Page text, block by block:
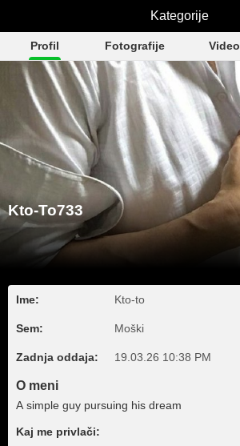
Kto-To733
Profil Fotografije Video
Kto-To733
Ime: Kto-to
Sem: Moški
Zadnja oddaja: 19.03.26 10:38 PM
O meni
A simple guy pursuing his dream
Kaj me privlači:
Kategorije